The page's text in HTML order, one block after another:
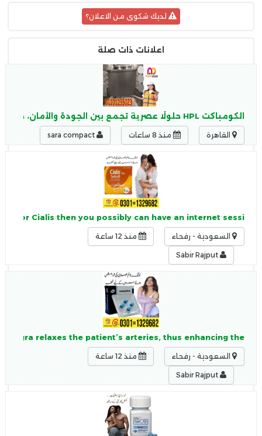
لديك شكوى من الاعلان؟
اعلانات ذات صلة
الكومباكت HPL حلولًا عصرية تجمع بين الجودة والأمان، حيث يتميز الكومباكت HPL بـ: مقاومة عالية للرطوبة
القاهرة منذ 8 ساعات
for Cialis then you possibly can have an internet sessi
السعودية - رفحاء منذ 12 ساعة
Viagra relaxes the patient’s arteries, thus enhancing the
السعودية - رفحاء منذ 12 ساعة